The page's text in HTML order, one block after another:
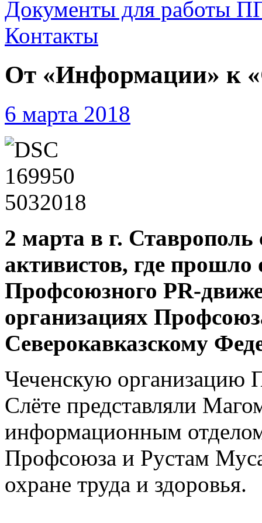
Документы для работы
Контакты
От «Информации» к
6 марта 2018
2 марта в г.
активистов, где
Профсоюзного PR-
организациях
Северокавказскому
Чеченскую организацию
Слёте представляли
информационным отделом
Профсоюза и Рустам
охране труда и здоровья.